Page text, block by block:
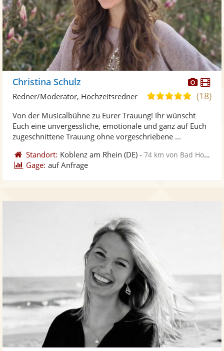
Christina Schulz
5,0
5
(18)
Redner/Moderator, Hochzeitsredner
Von der Musicalbühne zu Eurer Trauung! Ihr wünscht
Euch eine unvergessliche, emotionale und ganz auf Euch
zugeschnittene Trauung ohne vorgeschriebene ...
Standort: Koblenz am Rhein (DE) -74 km von Bad Homburg vor der Höhe
Gage: auf Anfrage